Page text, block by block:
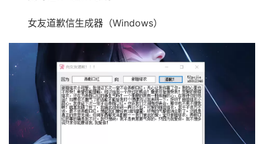
女友道歉信生成器（Windows）